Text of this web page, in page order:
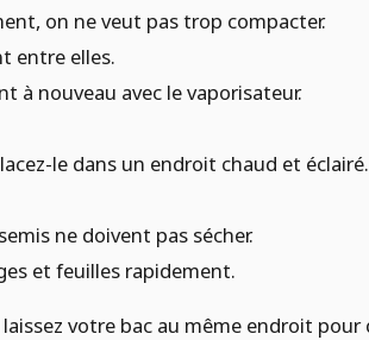
on ne veut pas trop compacter.
entre elles.
à nouveau avec le vaporisateur.
le dans un endroit chaud et
ne doivent pas sécher.
et feuilles rapidement.
votre bac au même endroit